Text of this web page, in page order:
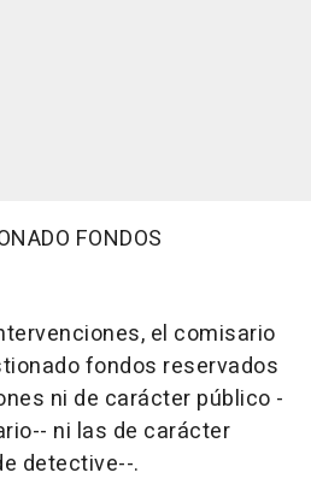
FONDOS
el comisario
fondos reservados
ni de carácter público -
ni las de carácter
detective--.